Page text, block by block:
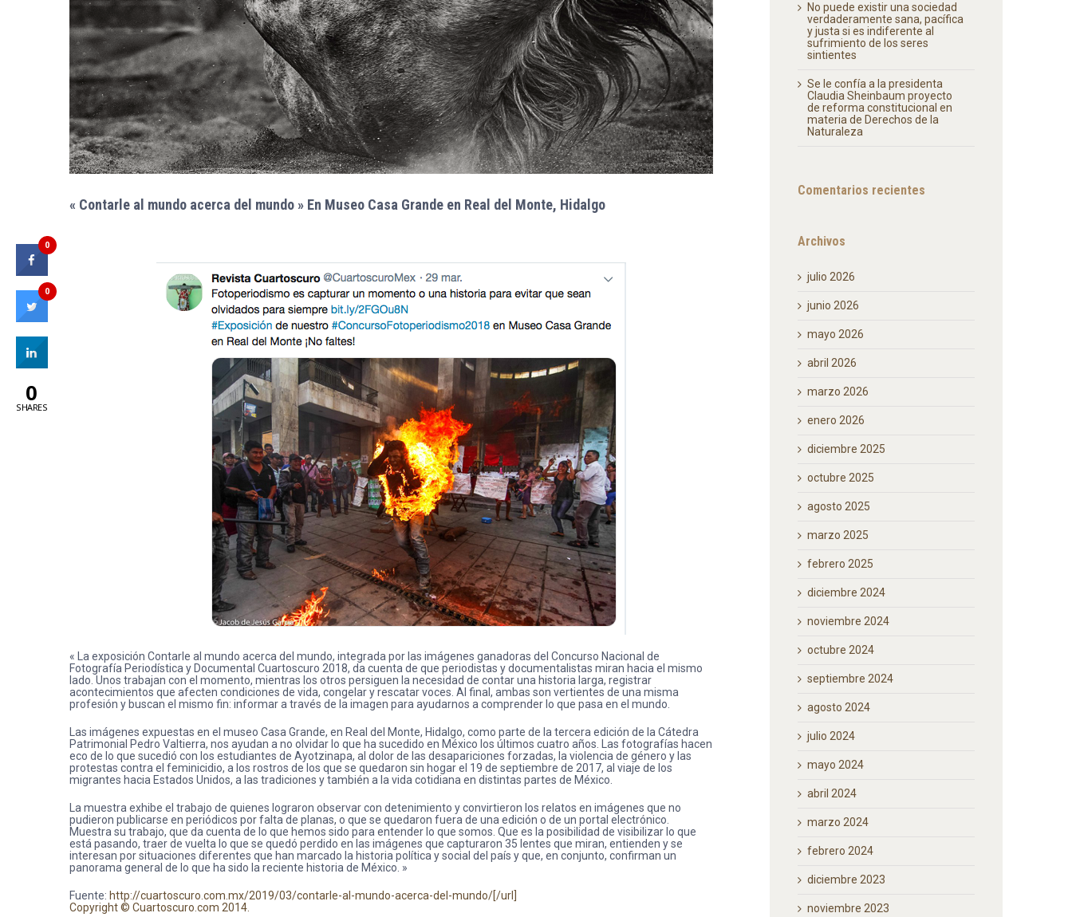
« Contarle al mundo acerca del mundo » En Museo Casa Grande en Real del Monte, Hidalgo
« La exposición Contarle al mundo acerca del mundo, integrada por las imágenes ganadoras del Concurso Nacional de
Fotografía Periodística y Documental Cuartoscuro 2018, da cuenta de que periodistas y documentalistas miran hacia el mismo
lado. Unos trabajan con el momento, mientras los otros persiguen la necesidad de contar una historia larga, registrar
acontecimientos que afecten condiciones de vida, congelar y rescatar voces. Al final, ambas son vertientes de una misma
profesión y buscan el mismo fin: informar a través de la imagen para ayudarnos a comprender lo que pasa en el mundo.
Las imágenes expuestas en el museo Casa Grande, en Real del Monte, Hidalgo, como parte de la tercera edición de la Cátedra
Patrimonial Pedro Valtierra, nos ayudan a no olvidar lo que ha sucedido en México los últimos cuatro años. Las fotografías hacen
eco de lo que sucedió con los estudiantes de Ayotzinapa, al dolor de las desapariciones forzadas, la violencia de género y las
protestas contra el feminicidio, a los rostros de los que se quedaron sin hogar el 19 de septiembre de 2017, al viaje de los
migrantes hacia Estados Unidos, a las tradiciones y también a la vida cotidiana en distintas partes de México.
La muestra exhibe el trabajo de quienes lograron observar con detenimiento y convirtieron los relatos en imágenes que no
pudieron publicarse en periódicos por falta de planas, o que se quedaron fuera de una edición o de un portal electrónico.
Muestra su trabajo, que da cuenta de lo que hemos sido para entender lo que somos. Que es la posibilidad de visibilizar lo que
está pasando, traer de vuelta lo que se quedó perdido en las imágenes que capturaron 35 lentes que miran, entienden y se
interesan por situaciones diferentes que han marcado la historia política y social del país y que, en conjunto, confirman un
panorama general de lo que ha sido la reciente historia de México. »
Fuente: http://cuartoscuro.com.mx/2019/03/contarle-al-mundo-acerca-del-mundo/[/url]
Copyright © Cuartoscuro.com 2014.
No puede existir una sociedad
verdaderamente sana, pacífica
y justa si es indiferente al
sufrimiento de los seres
sintientes
Se le confía a la presidenta
Claudia Sheinbaum proyecto
de reforma constitucional en
materia de Derechos de la
Naturaleza
Comentarios recientes
Archivos
julio 2026
junio 2026
mayo 2026
abril 2026
marzo 2026
enero 2026
diciembre 2025
octubre 2025
agosto 2025
marzo 2025
febrero 2025
diciembre 2024
noviembre 2024
octubre 2024
septiembre 2024
agosto 2024
julio 2024
mayo 2024
abril 2024
marzo 2024
febrero 2024
diciembre 2023
noviembre 2023
0
0
0
SHARES